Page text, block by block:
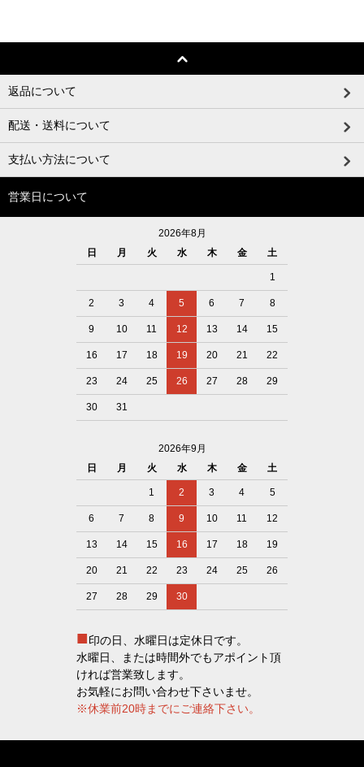
返品について
配送・送料について
支払い方法について
営業日について
2026年8月
日
月 火 水 木 金 土
1
2 3 4 5 6 7 8
9 10 11 12 13 14 15
16 17 18 19 20 21 22
23 24 25 26 27 28 29
30 31
2026年9月
日
月 火 水 木 金 土
1 2 3 4 5
6 7 8 9 10 11 12
13 14 15 16 17 18 19
20 21 22 23 24 25 26
27 28 29 30
■印の日、水曜日は定休日です。
水曜日、または時間外でもアポイント頂
ければ営業致します。
お気軽にお問い合わせ下さいませ。
※休業前20時までにご連絡下さい。